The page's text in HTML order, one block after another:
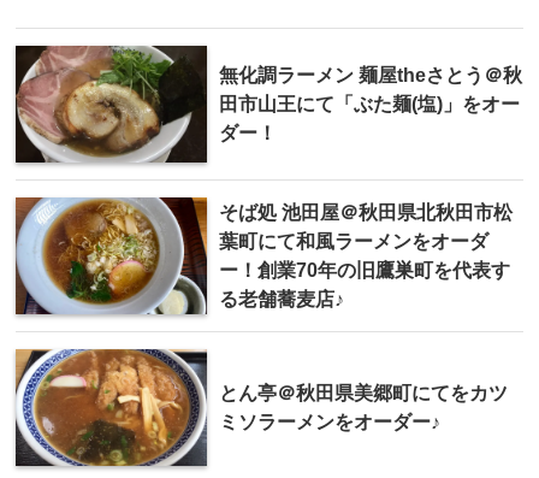
無化調ラーメン 麺屋theさとう＠秋
田市山王にて「ぶた麺(塩)」をオー
ダー！
そば処 池田屋＠秋田県北秋田市松
葉町にて和風ラーメンをオーダ
ー！創業70年の旧鷹巣町を代表す
る老舗蕎麦店♪
とん亭＠秋田県美郷町にてをカツ
ミソラーメンをオーダー♪